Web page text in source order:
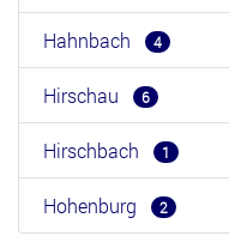
Hahnbach 4
Hirschau 6
Hirschbach 1
Hohenburg 2